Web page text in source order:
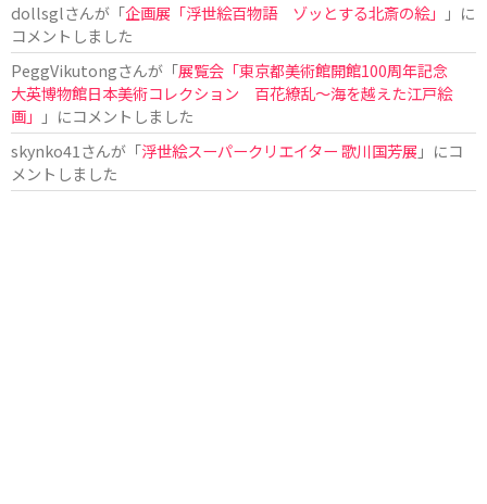
dollsglさんが「企画展「浮世絵百物語 ゾッとする北斎の絵」
」に
コメントしました
PeggVikutongさんが「展覧会「東京都美術館開館100周年記念
大英博物館日本美術コレクション 百花繚乱〜海を越えた江戸絵
画」
」にコメントしました
skynko41 さんが「浮世絵スーパークリエイター 歌川国芳展 」にコ
メントしました